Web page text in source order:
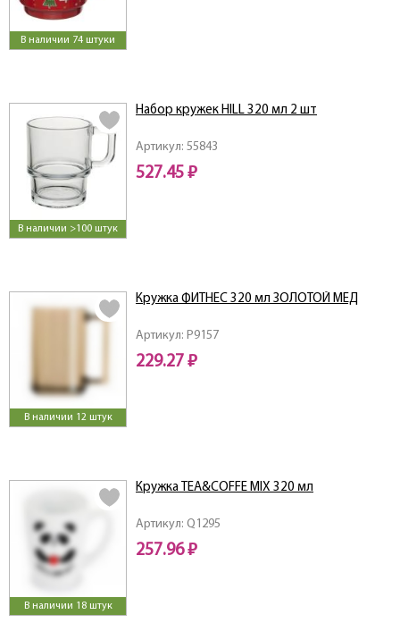
В наличии 74 штуки
В наличии >100 штук
Артикул: 55843
Набор кружек HILL 320 мл 2 шт
527.45 ₽
В наличии 12 штук
Артикул: P9157
Кружка ФИТНЕС 320 мл ЗОЛОТОЙ МЕД
229.27 ₽
В наличии 18 штук
Артикул: Q1295
Кружка TEA&COFFE MIX 320 мл
257.96 ₽